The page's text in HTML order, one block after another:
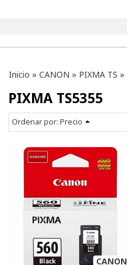
Inicio » CANON » PIXMA TS »
PIXMA TS5355
Ordenar por: Precio
CANON